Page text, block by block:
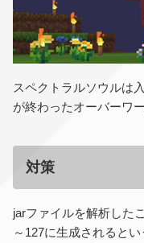
スペクトラルソウルは
が終わったオーバーワ
対策
jarファイルを解析した
～127に生成されると